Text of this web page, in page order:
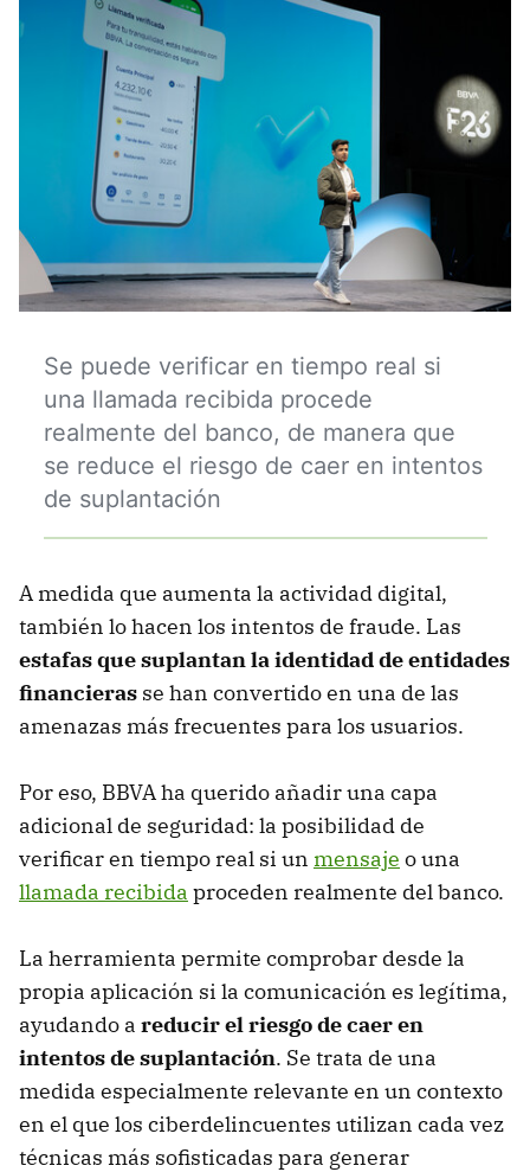
Se puede verificar en tiempo real si
una llamada recibida procede
realmente del banco, de manera que
se reduce el riesgo de caer en intentos
de suplantación
A medida que aumenta la actividad digital,
también lo hacen los intentos de fraude. Las
estafas que suplantan la identidad de entidades
financieras se han convertido en una de las
amenazas más frecuentes para los usuarios.
Por eso, BBVA ha querido añadir una capa
adicional de seguridad: la posibilidad de
verificar en tiempo real si un mensaje o una
llamada recibida proceden realmente del banco.
La herramienta permite comprobar desde la
propia aplicación si la comunicación es legítima,
ayudando a reducir el riesgo de caer en
intentos de suplantación. Se trata de una
medida especialmente relevante en un contexto
en el que los ciberdelincuentes utilizan cada vez
técnicas más sofisticadas para generar